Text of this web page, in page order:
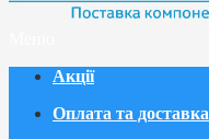
Акції
Оплата та доставка